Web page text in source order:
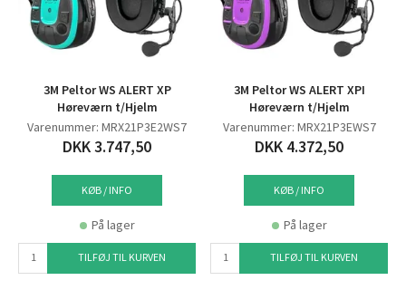
3M Peltor WS ALERT XP
Høreværn t/Hjelm
Varenummer: MRX21P3E2WS7
DKK 3.747,50
KØB / INFO
På lager
TILFØJ TIL KURVEN
3M Peltor WS ALERT XPI
Høreværn t/Hjelm
Varenummer: MRX21P3EWS7
DKK 4.372,50
KØB / INFO
På lager
TILFØJ TIL KURVEN